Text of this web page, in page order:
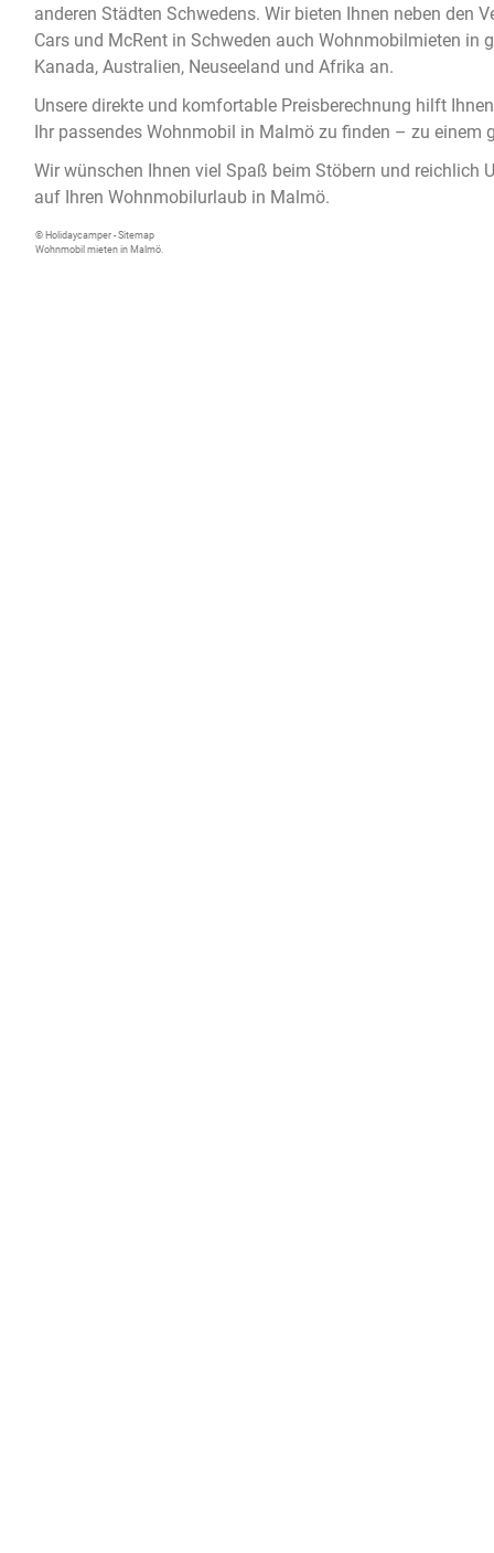
anderen Städten Schwedens. Wir bieten Ihnen neben den
Cars und McRent in Schweden auch Wohnmobilmieten in
Kanada, Australien, Neuseeland und Afrika an.
Unsere direkte und komfortable Preisberechnung hilft
Ihr passendes Wohnmobil in Malmö zu finden – zu einem
Wir wünschen Ihnen viel Spaß beim Stöbern und reichlich
auf Ihren Wohnmobilurlaub in Malmö.
© Holidaycamper -Sitemap
Wohnmobil mieten in Malmö.